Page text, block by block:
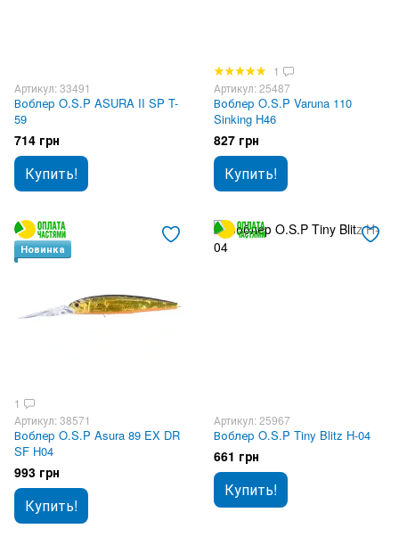
Артикул: 33491
Воблер O.S.P ASURA II SP T-
59
714 грн
Купить!
1
Артикул: 25487
Воблер O.S.P Varuna 110
Sinking H46
827 грн
Купить!
Новинка
1
Артикул: 38571
Воблер O.S.P Asura 89 EX DR
SF H04
993 грн
Купить!
Артикул: 25967
Воблер O.S.P Tiny Blitz H-04
661 грн
Купить!